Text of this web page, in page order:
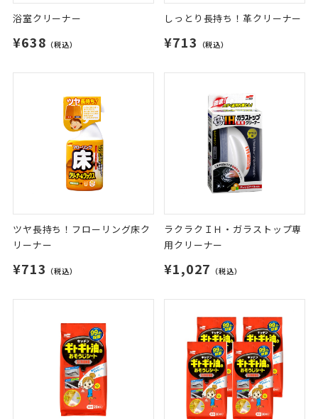
浴室クリーナー
¥638 （税込）
しっとり長持ち！革クリーナー
¥713 （税込）
ツヤ長持ち！フローリング床ク
リーナー
¥713 （税込）
ラクラクＩＨ・ガラストップ専
用クリーナー
¥1,027 （税込）